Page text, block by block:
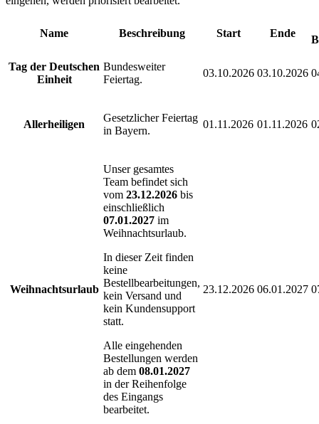
Name Beschreibung Start Ende
Tag der Deutschen
Einheit
Bundesweiter
Feiertag.
03.10.2026 03.10.2026
Allerheiligen
Gesetzlicher Feiertag
in Bayern.
01.11.2026 01.11.2026
Weihnachtsurlaub
Unser gesamtes
Team befindet sich
vom 23.12.2026 bis
einschließlich
07.01.2027 im
Weihnachtsurlaub.
In dieser Zeit finden
keine
Bestellbearbeitungen,
kein Versand und
kein Kundensupport
statt.
Alle eingehenden
Bestellungen werden
ab dem 08.01.2027
in der Reihenfolge
des Eingangs
bearbeitet.
23.12.2026 06.01.2027